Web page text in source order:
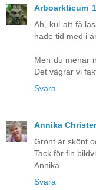
Arboarkticum
Ah, kul att få
hade tid med i
Men du menar
Det vägrar vi
Svara
Annika
Grönt är skönt
Tack för fin
Annika
Svara